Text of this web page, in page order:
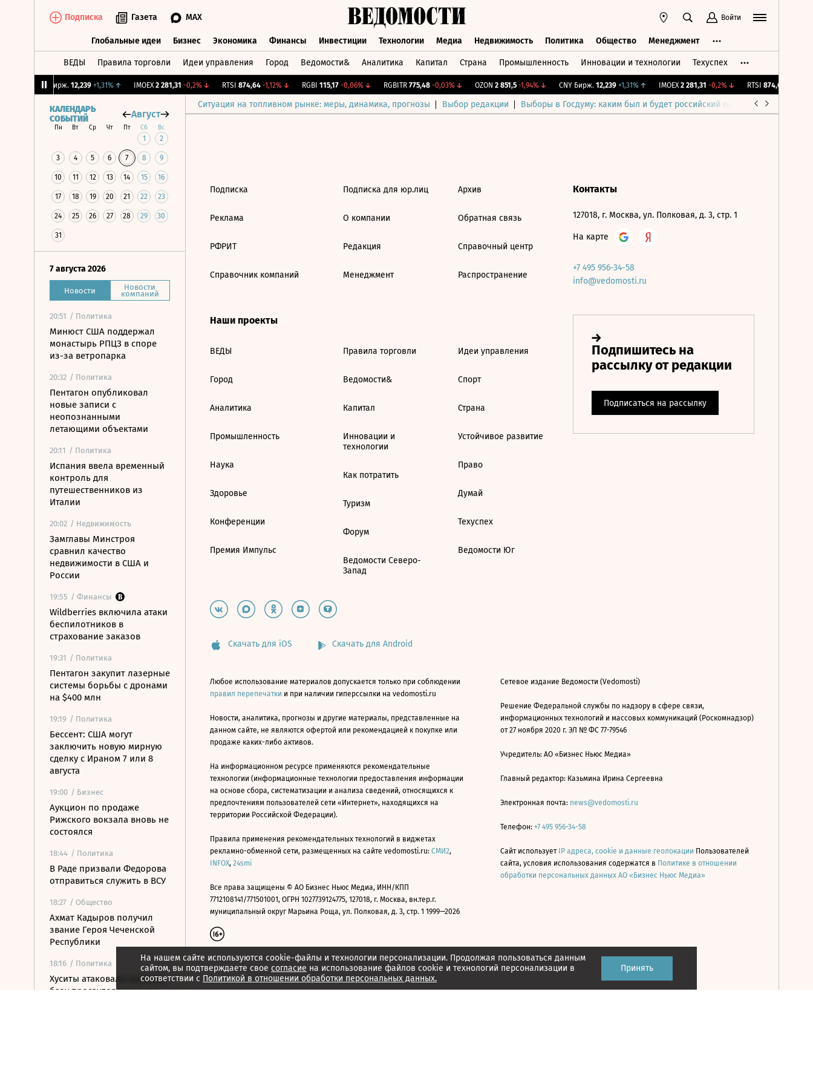
Подписка Газета MAX Войти
Глобальные идеи Бизнес Экономика Финансы Инвестиции Технологии Медиа Недвижимость Политика Общество Менеджмент
ВЕДЫ Правила торговли Идеи управления Город Ведомости& Аналитика Капитал Страна Промышленность Инновации и технологии Техуспех
CNY Бирж. 12,239 +1,31%↑ IMOEX 2 281,31 -0,2%↓ RTSI 874,64 -1,12%↓ RGBI 115,17 -0,06%↓ RGBITR 775,48 -0,03%↓ OZON 2 851,5 -1,94%↓ CNY Бирж. 12,239 +1,31%↑ IMOEX 2 281,31 -0,2%↓ RTSI 874,64
Ситуация на топливном рынке: меры, динамика, прогнозы Выбор редакции Выборы в Госдуму: каким был и будет российский парламент
КАЛЕНДАРЬ
СОБЫТИЙ
Август
Пн Вт Ср Чт Пт Сб Вс
1 2
3 4 5 6 7 8 9
10 11 12 13 14 15 16
17 18 19 20 21 22 23
24 25 26 27 28 29 30
31
7 августа 2026
Новости Новости
компаний
20:51 / Политика
Минюст США поддержал
монастырь РПЦЗ в споре
из-за ветропарка
20:32 / Политика
Пентагон опубликовал
новые записи с
неопознанными
летающими объектами
20:11 / Политика
Испания ввела временный
контроль для
путешественников из
Италии
20:02 / Недвижимость
Замглавы Минстроя
сравнил качество
недвижимости в США и
России
19:55 / Финансы
Wildberries включила атаки
беспилотников в
страхование заказов
19:31 / Политика
Пентагон закупит лазерные
системы борьбы с дронами
на $400 млн
19:19 / Политика
Бессент: США могут
заключить новую мирную
сделку с Ираном 7 или 8
августа
19:00 / Бизнес
Аукцион по продаже
Рижского вокзала вновь не
состоялся
18:44 / Политика
В Раде призвали Федорова
отправиться служить в ВСУ
18:27 / Общество
Ахмат Кадыров получил
звание Героя Чеченской
Республики
18:16 / Политика
Хуситы атаковали военную
базу просаудовских сил в
На нашем сайте используются cookie-файлы и технологии персонализации. Продолжая пользоваться данным
сайтом, вы подтверждаете свое согласие на использование файлов cookie и технологий персонализации в
соответствии с Политикой в отношении обработки персональных данных.
Принять
Подписка
Реклама
РФРИТ
Справочник компаний
Подписка для юр.лиц
О компании
Редакция
Менеджмент
Архив
Обратная связь
Справочный центр
Распространение
Наши проекты
ВЕДЫ
Город
Аналитика
Промышленность
Наука
Здоровье
Конференции
Премия Импульс
Правила торговли
Ведомости&
Капитал
Инновации и
технологии
Как потратить
Туризм
Форум
Ведомости Северо-
Запад
Идеи управления
Спорт
Страна
Устойчивое развитие
Право
Думай
Техуспех
Ведомости Юг
Контакты
127018, г. Москва, ул. Полковая, д. 3, стр. 1
На карте
+7 495 956-34-58
info@vedomosti.ru
Скачать для iOS Скачать для Android
Любое использование материалов допускается только при соблюдении
правил перепечатки и при наличии гиперссылки на vedomosti.ru
Новости, аналитика, прогнозы и другие материалы, представленные на
данном сайте, не являются офертой или рекомендацией к покупке или
продаже каких-либо активов.
На информационном ресурсе применяются рекомендательные
технологии (информационные технологии предоставления информации
на основе сбора, систематизации и анализа сведений, относящихся к
предпочтениям пользователей сети «Интернет», находящихся на
территории Российской Федерации).
Правила применения рекомендательных технологий в виджетах
рекламно-обменной сети, размещенных на сайте vedomosti.ru: СМИ2,
INFOX, 24smi
Все права защищены © АО Бизнес Ньюс Медиа, ИНН/КПП
7712108141/771501001, ОГРН 1027739124775, 127018, г. Москва, вн.тер.г.
муниципальный округ Марьина Роща, ул. Полковая, д. 3, стр. 1 1999—2026
Сетевое издание Ведомости (Vedomosti)
Решение Федеральной службы по надзору в сфере связи,
информационных технологий и массовых коммуникаций (Роскомнадзор)
от 27 ноября 2020 г. ЭЛ № ФС 77-79546
Учредитель: АО «Бизнес Ньюс Медиа»
Главный редактор: Казьмина Ирина Сергеевна
Электронная почта: news@vedomosti.ru
Телефон: +7 495 956-34-58
Сайт использует IP адреса, cookie и данные геолокации Пользователей
сайта, условия использования содержатся в Политике в отношении
обработки персональных данных АО «Бизнес Ньюс Медиа»